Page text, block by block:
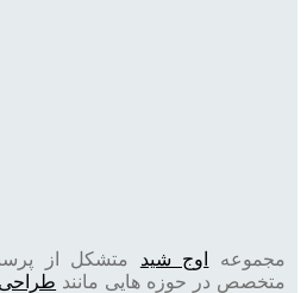
مجموعه اوج شید متشکل از
متخصص در حوزه هایی مانند